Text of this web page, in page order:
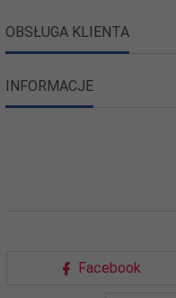
OBSŁUGA KLIENTA
INFORMACJE
Facebook